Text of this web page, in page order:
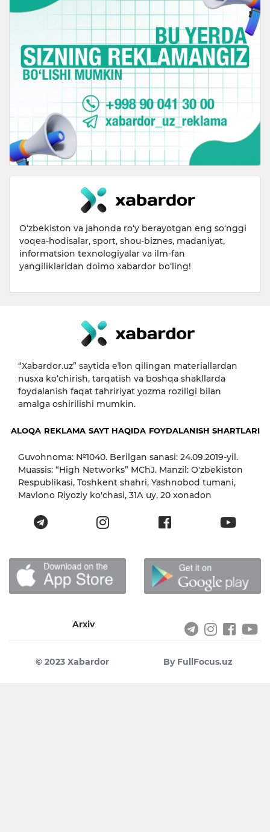
O‘zbekiston va jahonda ro‘y berayotgan eng so‘nggi
voqea-hodisalar, sport, shou-biznes, madaniyat,
informatsion texnologiyalar va ilm-fan
yangiliklaridan doimo xabardor bo‘ling!
“Xabardor.uz” saytida eʼlon qilingan materiallardan
nusxa ko‘chirish, tarqatish va boshqa shakllarda
foydalanish faqat tahririyat yozma roziligi bilan
amalga oshirilishi mumkin.
ALOQA REKLAMA SAYT HAQIDA FOYDALANISH SHARTLARI
Guvohnoma: №1040. Berilgan sanasi: 24.09.2019-yil.
Muassis: “High Networks” MChJ. Manzil: O'zbekiston
Respublikasi, Toshkent shahri, Yashnobod tumani,
Mavlono Riyoziy ko'chasi, 31А uy, 20 xonadon
Arxiv
© 2023 Xabardor By FullFocus.uz